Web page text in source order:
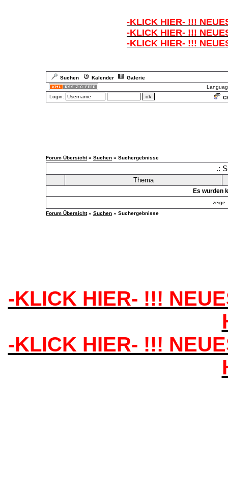
-KLICK HIER- !!!
-KLICK HIER- !!!
-KLICK HIER- !!!
Suchen Kalender
Galerie
Login:
Forum Übersicht» Suchen » Suchergebnisse
.:
Thema
Es wurden
zeige
Forum Übersicht» Suchen » Suchergebnisse
-KLICK HIER- !!!
-KLICK HIER- !!!